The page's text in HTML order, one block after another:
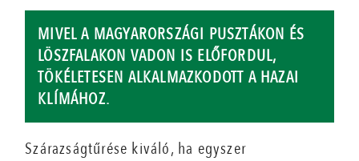
MIVEL A MAGYARORSZÁGI PUSZTÁKON ÉS
LÖSZFALAKON VADON IS ELŐFORDUL,
TÖKÉLETESEN ALKALMAZKODOTT A HAZAI
KLÍMÁHOZ.
Szárazságtűrése kiváló, ha egyszer